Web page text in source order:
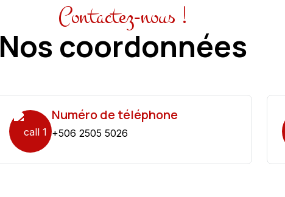
Contactez-nous !
Nos coordonnées
Numéro de téléphone
+506 2505 5026